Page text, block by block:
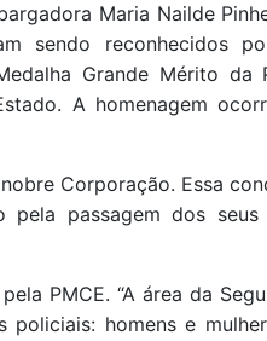
Maria Nailde
sendo reconhecidos
Grande Mérito da
A homenagem
Corporação. Essa
pela passagem dos
PMCE. “A área da
homens e